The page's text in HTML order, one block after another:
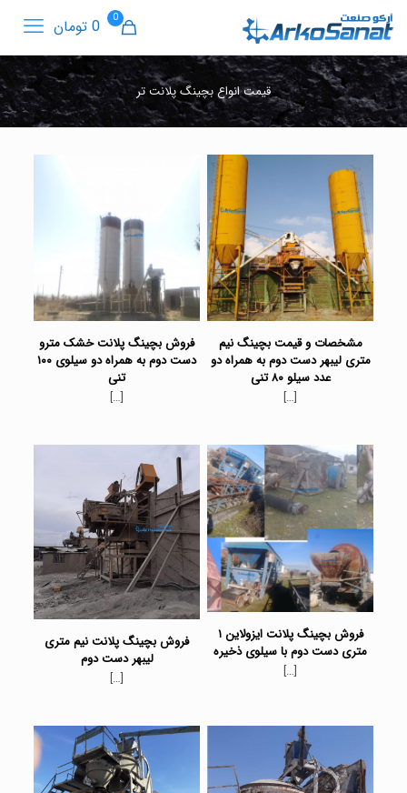
0 0 تومان
قیمت انواع بچینگ پلانت تر
مشخصات و قیمت بچینگ نیم
متری لیبهر دست دوم به همراه دو
عدد سیلو ۸۰ تنی
[…]
فروش بچینگ پلانت خشک مترو
دست دوم به همراه دو سیلوی ۱۰۰
تنی
[…]
فروش بچینگ پلانت ایزولاین ۱
متری دست دوم با سیلوی ذخیره
[…]
فروش بچینگ پلانت نیم متری
لیبهر دست دوم
[…]